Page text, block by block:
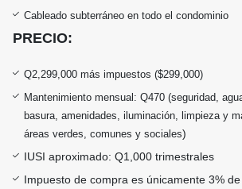
Cableado subterráneo en todo el condominio
PRECIO:
Q2,299,000 más impuestos ($299,000)
Mantenimiento mensual: Q470 (seguridad,
basura, amenidades, iluminación, limpieza y
áreas verdes, comunes y sociales)
IUSI aproximado: Q1,000 trimestrales
Impuesto de compra es únicamente 3%